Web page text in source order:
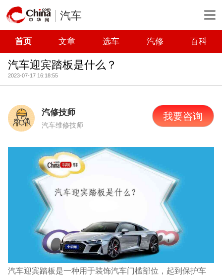
汽车
首页 文章 选车 汽修 百科
汽车迎宾踏板是什么？
2023-07-17 16:18:55
汽修技师
汽车维修技师
我要咨询
汽车迎宾踏板是一种用于装饰汽车门槛部位，起到保护车